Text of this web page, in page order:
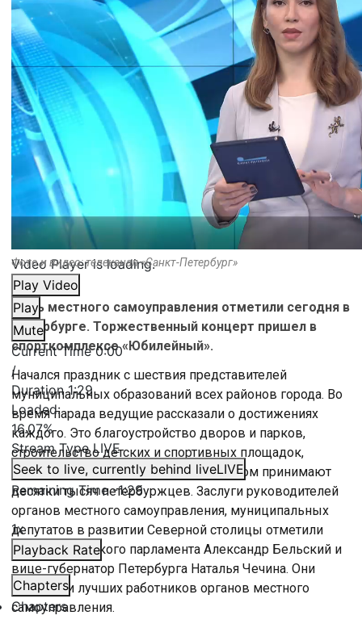
Video Player is loading.
Play Video
Play
Mute
Current Time0:00
/
Duration1:29
Loaded:
16.07%
Stream TypeLIVE
Seek to live, currently behind liveLIVE
Remaining Time-1:29
1x
Playback Rate
Chapters
Chapters
Фото и видео: телеканал «Санкт-Петербург»
День местного самоуправления отметили сегодня в
Петербурге. Торжественный концерт пришел в
спорткомплексе «Юбилейный».
Начался праздник с шествия представителей
муниципальных образований всех районов города. Во
время парада ведущие рассказали о достижениях
каждого. Это благоустройство дворов и парков,
строительство детских и спортивных площадок,
помощь участникам СВО. Участие в этом принимают
десятки тысяч петербуржцев. Заслуги руководителей
органов местного самоуправления, муниципальных
депутатов в развитии Северной столицы отметили
спикер городского парламента Александр Бельский и
вице-губернатор Петербурга Наталья Чечина. Они
наградили лучших работников органов местного
самоуправления.